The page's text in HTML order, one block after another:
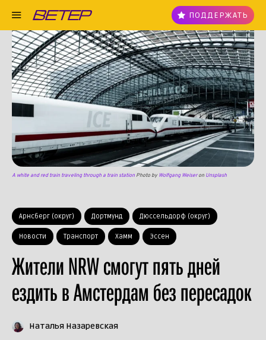
ПОДДЕРЖАТЬ
Арнсберг (округ) Дортмунд Дюссельдорф (округ)
Новости Транспорт Хамм Эссен
Жители NRW смогут пять дней
ездить в Амстердам без пересадок
A white and red train traveling through a train station Photo byWolfgang Weiseron Unsplash
Наталья Назаревская